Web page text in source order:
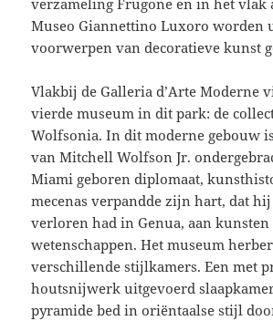
Museo Giannettino Luxoro worden
voorwerpen van decoratieve kunst
Vlakbij de Galleria d’Arte Moderne
vierde museum in dit park: de
Wolfsonia. In dit moderne gebouw
van Mitchell Wolfson Jr.
Miami geboren diplomaat,
mecenas verpandde zijn hart, dat
verloren had in Genua, aan kunsten
wetenschappen. Het museum
verschillende stijlkamers. Een met
houtsnijwerk uitgevoerd
pyramide bed in oriëntaalse stijl